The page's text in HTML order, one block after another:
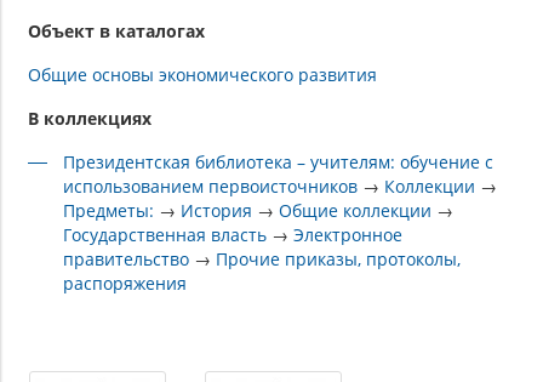
Объект в каталогах
Общие основы экономического развития
В коллекциях
Президентская библиотека – учителям: обучение с
использованием первоисточников → Коллекции →
Предметы: → История →Общие коллекции →
Государственная власть →Электронное
правительство → Прочие приказы, протоколы,
распоряжения